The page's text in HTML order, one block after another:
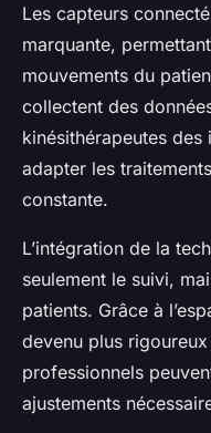
Les capteurs
marquante,
mouvements du
collectent des
kinésithérapeutes
adapter les
constante.
L’intégration de la
seulement le suivi,
patients. Grâce à
devenu plus
professionnels
ajustements